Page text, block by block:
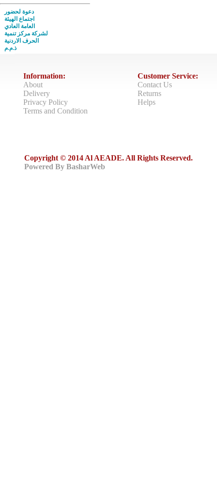
دعوة لحضور
اجتماع الهيئة
العامة العادي
لشركة مركز تنمية
الحرف الاردنية
ذ.م.م
Information:
About
Delivery
Privacy Policy
Terms and Condition
Customer Service:
Contact Us
Returns
Helps
Copyright © 2014 Al AEADE. All Rights Reserved.
Powered By BasharWeb